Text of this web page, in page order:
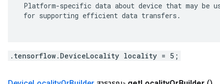
Platform-specific data about device that may be
for supporting efficient data transfers.
.tensorflow.DeviceLocality locality = 5;